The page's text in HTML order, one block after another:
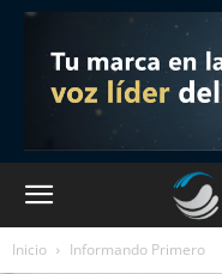
Inicio Informando Primero